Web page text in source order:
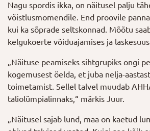
Nagu spordis ikka, on näitusel palju
võistlusmomendile. End proovile
kui ka sõprade seltskonnad. Mõõtu
kelgukoerte võiduajamises ja
„Näituse peamiseks sihtgrupiks ongi
kogemusest öelda, et juba nelja-
toimetamist. Sellel talvel muudab
taliolümpialinnaks,“ märkis Juur.
„Näitusel sajab lund, maa on kaetud